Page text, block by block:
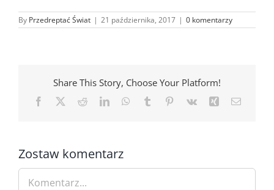
By Przedreptać Świat | 21 października, 2017 | 0 komentarzy
Share This Story, Choose Your Platform!
Facebook RedditLinkedInWhatsApp
Tumblr Pinterest
Vk Xing Email
Zostaw komentarz
Comment